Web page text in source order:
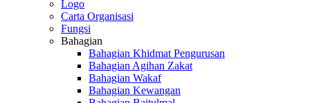
Logo
Carta Organisasi
Fungsi
Bahagian
Bahagian Khidmat Pengurusan
Bahagian Agihan Zakat
Bahagian Wakaf
Bahagian Kewangan